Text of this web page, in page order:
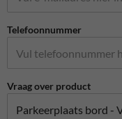
Telefoonnummer
Vraag over product